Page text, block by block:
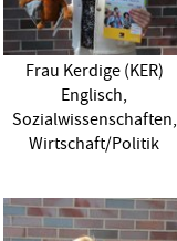
Frau Kerdige (KER)
Englisch,
Sozialwissenschaften,
Wirtschaft/Politik